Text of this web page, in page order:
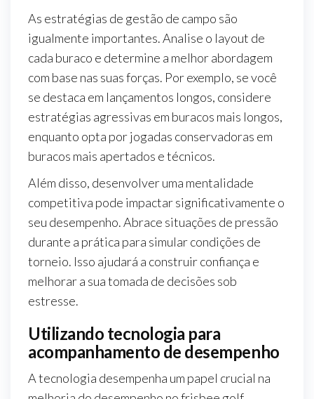
As estratégias de gestão de campo são
igualmente importantes. Analise o layout de
cada buraco e determine a melhor abordagem
com base nas suas forças. Por exemplo, se você
se destaca em lançamentos longos, considere
estratégias agressivas em buracos mais longos,
enquanto opta por jogadas conservadoras em
buracos mais apertados e técnicos.
Além disso, desenvolver uma mentalidade
competitiva pode impactar significativamente o
seu desempenho. Abrace situações de pressão
durante a prática para simular condições de
torneio. Isso ajudará a construir confiança e
melhorar a sua tomada de decisões sob
estresse.
Utilizando tecnologia para
acompanhamento de desempenho
A tecnologia desempenha um papel crucial na